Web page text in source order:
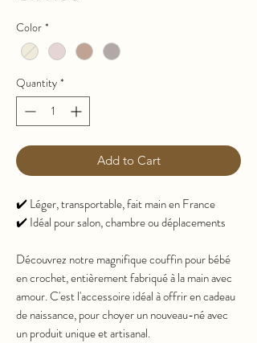
Color *
Quantity *
Add to Cart
✔️ Léger, transportable, fait main en France
✔️ Idéal pour salon, chambre ou déplacements
Découvrez notre magnifique couffin pour bébé
en crochet, entièrement fabriqué à la main avec
amour. C'est l'accessoire idéal à offrir en cadeau
de naissance, pour choyer un nouveau-né avec
un produit unique et artisanal.